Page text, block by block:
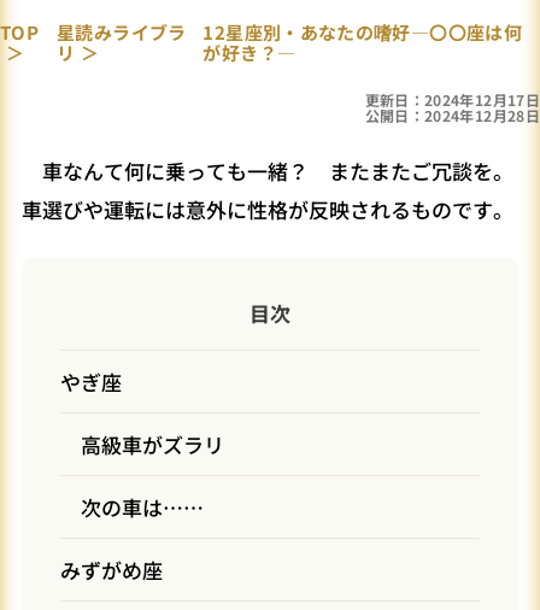
TOP
星読みライブラ
リ
12星座別・あなたの嗜好―〇〇座は何
が好き？―
更新日：2024年12月17日
公開日：2024年12月28日
車なんて何に乗っても一緒？ またまたご冗談を。
車選びや運転には意外に性格が反映されるものです。
目次
やぎ座
高級車がズラリ
次の車は……
みずがめ座